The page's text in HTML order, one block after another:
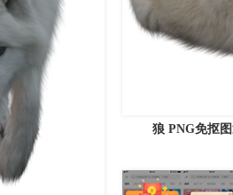
狼 PNG免抠